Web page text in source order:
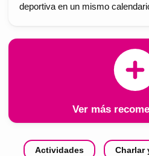
deportiva en un mismo
Ver más
Actividades Charlar